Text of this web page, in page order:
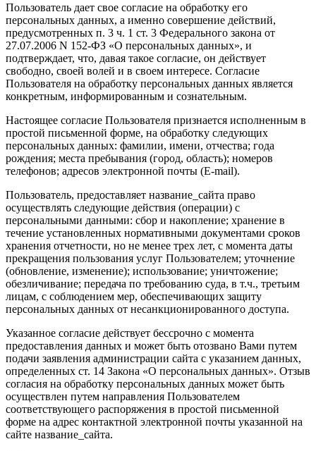
Пользователь дает свое согласие на обработку его
персональных данных, а именно совершение действий,
предусмотренных п. 3 ч. 1 ст. 3 Федерального закона от
27.07.2006 N 152-ФЗ «О персональных данных», и
подтверждает, что, давая такое согласие, он действует
свободно, своей волей и в своем интересе. Согласие
Пользователя на обработку персональных данных является
конкретным, информированным и сознательным.
Настоящее согласие Пользователя признается исполненным в
простой письменной форме, на обработку следующих
персональных данных: фамилии, имени, отчества; года
рождения; места пребывания (город, область); номеров
телефонов; адресов электронной почты (E-mail).
Пользователь, предоставляет название_сайта право
осуществлять следующие действия (операции) с
персональными данными: сбор и накопление; хранение в
течение установленных нормативными документами сроков
хранения отчетности, но не менее трех лет, с момента даты
прекращения пользования услуг Пользователем; уточнение
(обновление, изменение); использование; уничтожение;
обезличивание; передача по требованию суда, в т.ч., третьим
лицам, с соблюдением мер, обеспечивающих защиту
персональных данных от несанкционированного доступа.
Указанное согласие действует бессрочно с момента
предоставления данных и может быть отозвано Вами путем
подачи заявления администрации сайта с указанием данных,
определенных ст. 14 Закона «О персональных данных». Отзыв
согласия на обработку персональных данных может быть
осуществлен путем направления Пользователем
соответствующего распоряжения в простой письменной
форме на адрес контактной электронной почты указанной на
сайте название_сайта.